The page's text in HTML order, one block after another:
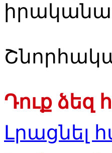
Դուք ձեզ
Լրացնել